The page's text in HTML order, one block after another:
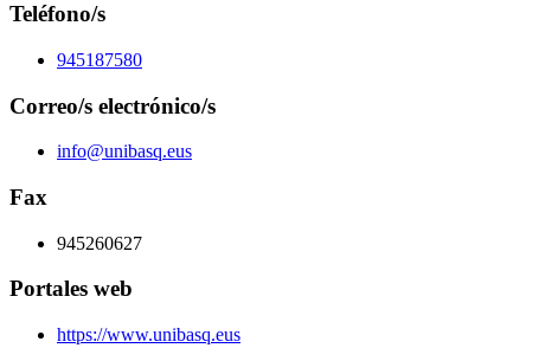
Teléfono/s
945187580
Correo/s electrónico/s
info@unibasq.eus
Fax
945260627
Portales web
https://www.unibasq.eus